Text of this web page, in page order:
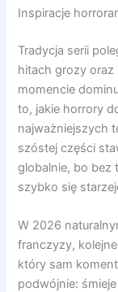
Inspiracje
Tradycja serii
hitach grozy
momencie
to, jakie horrory
najważniejszych
szóstej części
globalnie, bo bez
szybko się
W 2026
franczyzy,
który sam
podwójnie: